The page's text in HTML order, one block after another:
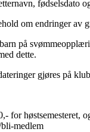
fødselsdato
om endringer av
på
dette.
gjøres på
for
medlem